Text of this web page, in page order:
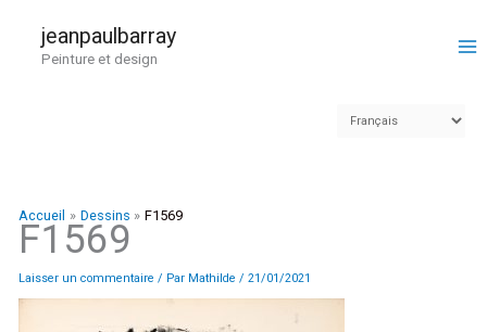
contenu
jeanpaulbarray
Peinture et design
Accueil Dessins F1569
F1569
Laisser un commentaire / Par Mathilde / 21/01/2021